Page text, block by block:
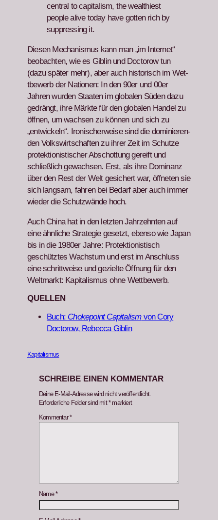
cen­tral to cap­i­tal­ism, the wealth­i­est
peo­ple alive today have got­ten rich by
sup­press­ing it.
Diesen Mech­a­nis­mus kann man „im Inter­net“
beobacht­en, wie es Gib­lin und Doc­torow tun
(dazu später mehr), aber auch his­torisch im Wet­
tbe­werb der Natio­nen: In den 90er und 00er
Jahren wur­den Staat­en im glob­alen Süden dazu
gedrängt, ihre Märk­te für den glob­alen Han­del zu
öff­nen, um wach­sen zu kön­nen und sich zu
„entwick­eln“. Iro­nis­cher­weise sind die dominieren­
den Volk­swirtschaften zu ihrer Zeit im Schutze
pro­tek­tion­is­tis­ch­er Abschot­tung gereift und
schließlich gewach­sen. Erst, als ihre Dom­i­nanz
über den Rest der Welt gesichert war, öffneten sie
sich langsam, fahren bei Bedarf aber auch immer
wieder die Schutzwände hoch.
Auch Chi­na hat in den let­zten Jahrzehn­ten auf
eine ähn­liche Strate­gie geset­zt, eben­so wie Japan
bis in die 1980er Jahre: Pro­tek­tion­is­tisch
geschütztes Wach­s­tum und erst im Anschluss
eine schrit­tweise und gezielte Öff­nung für den
Welt­markt: Kap­i­tal­is­mus ohne Wet­tbe­werb.
QUELLEN
Buch: Choke­point Cap­i­tal­ismvon Cory
Doc­torow, Rebec­ca Gib­lin
Kapitalismus
SCHREIBE EINEN KOMMENTAR
Deine E-Mail-Adresse wird nicht veröffentlicht.
Erforderliche Felder sind mit*markiert
Kommentar*
Name*